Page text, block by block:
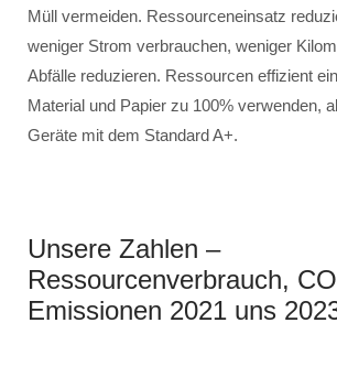
Müll vermeiden. Ressourceneinsatz
weniger Strom verbrauchen, weniger
Abfälle reduzieren. Ressourcen effizient
Material und Papier zu 100% verwenden,
Geräte mit dem Standard A+.
Unsere Zahlen –
Ressourcenverbrauch, CO
Emissionen 2021 uns